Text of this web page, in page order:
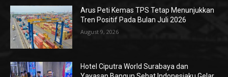
Arus Peti Kemas TPS Tetap Menunjukkan
Tren Positif Pada Bulan Juli 2026
August 9, 2026
Hotel Ciputra World Surabaya dan